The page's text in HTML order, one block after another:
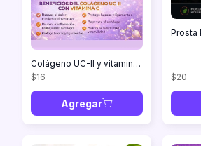
Colágeno UC-II y vitamina C (60 cápsulas)
$16
Agregar
$20